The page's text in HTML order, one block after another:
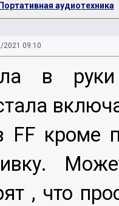
Портативная аудиотехника
2021 09:10
в
FF кроме
, что